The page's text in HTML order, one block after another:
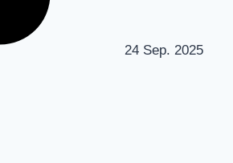
24 Sep. 2025